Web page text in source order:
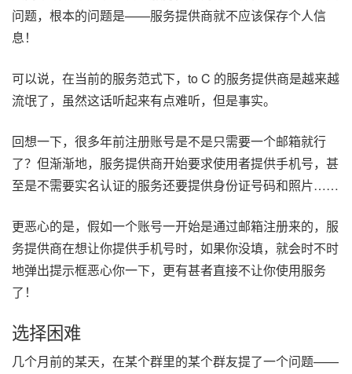
问题，根本的问题是——服务提供商就不应该保存个人信
息！
可以说，在当前的服务范式下，to C 的服务提供商是越来越
流氓了，虽然这话听起来有点难听，但是事实。
回想一下，很多年前注册账号是不是只需要一个邮箱就行
了？但渐渐地，服务提供商开始要求使用者提供手机号，甚
至是不需要实名认证的服务还要提供身份证号码和照片……
更恶心的是，假如一个账号一开始是通过邮箱注册来的，服
务提供商在想让你提供手机号时，如果你没填，就会时不时
地弹出提示框恶心你一下，更有甚者直接不让你使用服务
了！
选择困难
几个月前的某天，在某个群里的某个群友提了一个问题——